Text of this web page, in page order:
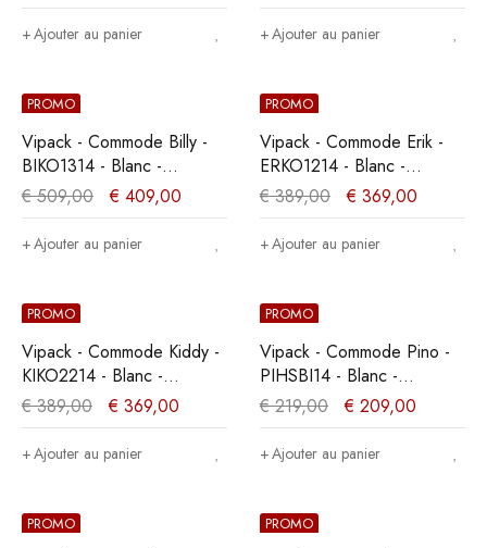
Ajouter au panier Ajouter au panier
PROMO
Vipack - Commode Billy -
BIKO1314 - Blanc -
57x89x100cm
€509,00 € 409,00
Ajouter au panier
PROMO
Vipack - Commode Erik -
ERKO1214 - Blanc -
57x87x100cm
€389,00 € 369,00
Ajouter au panier
PROMO
Vipack - Commode Kiddy -
KIKO2214 - Blanc -
47x92xcm
€389,00 € 369,00
Ajouter au panier
PROMO
Vipack - Commode Pino -
PIHSBI14 - Blanc -
43,3x71,8xcm
€219,00 € 209,00
Ajouter au panier
PROMO PROMO